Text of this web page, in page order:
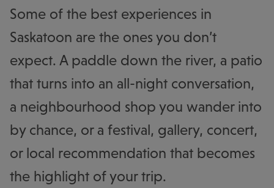
Some of the best experiences in
Saskatoon are the ones you don’t
expect. A paddle down the river, a patio
that turns into an all-night conversation,
a neighbourhood shop you wander into
by chance, or a festival, gallery, concert,
or local recommendation that becomes
the highlight of your trip.